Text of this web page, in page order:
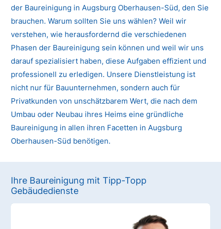
der Baureinigung in Augsburg Oberhausen-Süd, den Sie
brauchen. Warum sollten Sie uns wählen? Weil wir
verstehen, wie herausfordernd die verschiedenen
Phasen der Baureinigung sein können und weil wir uns
darauf spezialisiert haben, diese Aufgaben effizient und
professionell zu erledigen. Unsere Dienstleistung ist
nicht nur für Bauunternehmen, sondern auch für
Privatkunden von unschätzbarem Wert, die nach dem
Umbau oder Neubau ihres Heims eine gründliche
Baureinigung in allen ihren Facetten in Augsburg
Oberhausen-Süd benötigen.
Ihre Baureinigung mit Tipp-Topp
Gebäudedienste